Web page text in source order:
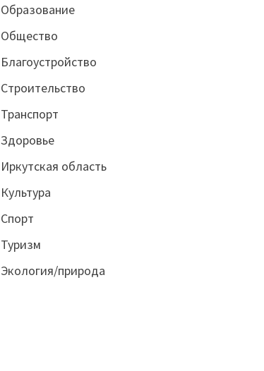
Образование
Общество
Благоустройство
Строительство
Транспорт
Здоровье
Иркутская область
Культура
Спорт
Туризм
Экология/природа